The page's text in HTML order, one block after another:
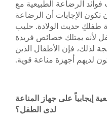
الرضاعة الطبيعية مع
الإجابات أن الرضاعة
طفلكِ حديث الولادة. حليب
لأنه يمتلك خصائص فريدة
لذلك، فإن الأطفال الذين
لديهم أجهزة مناعة قوية.
إيجابياً على جهاز المناعة
لدى الطفل؟